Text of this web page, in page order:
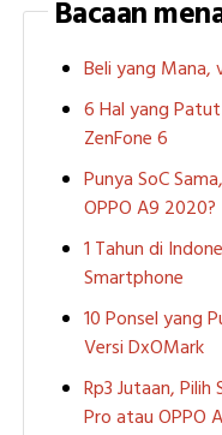
Bacaan
Beli yang Mana,
6 Hal yang Patut
ZenFone 6
Punya SoC
OPPO A9 2020?
1 Tahun di
Smartphone
10 Ponsel yang
Versi DxOMark
Rp3 Jutaan,
Pro atau OPPO